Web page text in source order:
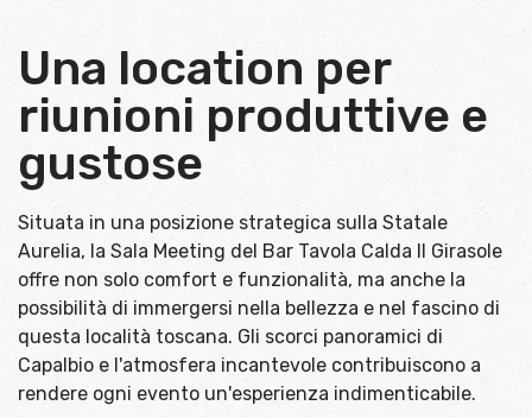
Una location per
riunioni produttive e
gustose
Situata in una posizione strategica sulla Statale
Aurelia, la Sala Meeting del Bar Tavola Calda Il Girasole
offre non solo comfort e funzionalità, ma anche la
possibilità di immergersi nella bellezza e nel fascino di
questa località toscana. Gli scorci panoramici di
Capalbio e l'atmosfera incantevole contribuiscono a
rendere ogni evento un'esperienza indimenticabile.